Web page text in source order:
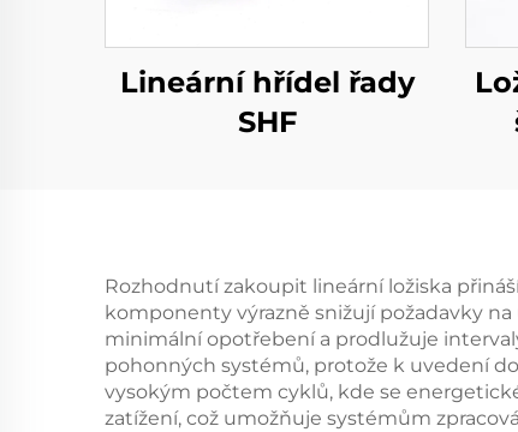
Lineární hřídel řady
SHF
Rozhodnutí zakoupit lineární ložiska
komponenty výrazně snižují požadavky
minimální opotřebení a prodlužuje
pohonných systémů, protože k uvedení
vysokým počtem cyklů, kde se
zatížení, což umožňuje systémům